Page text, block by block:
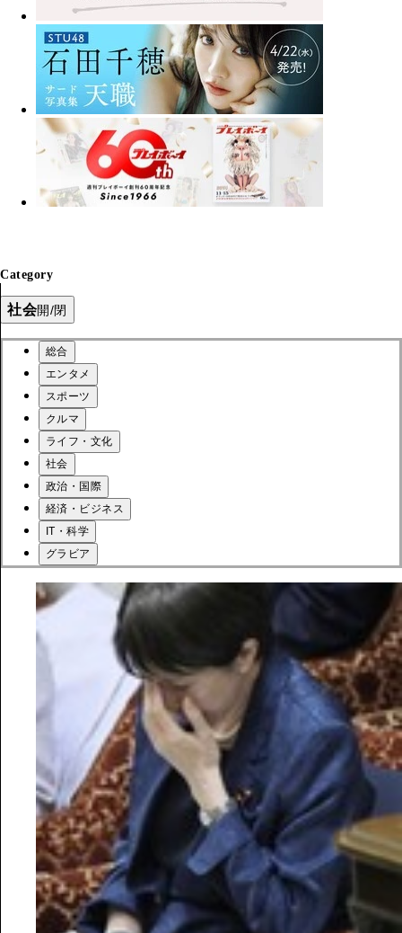
Category
社会開/閉
総合
エンタメ
スポーツ
クルマ
ライフ・文化
社会
政治・国際
経済・ビジネス
IT・科学
グラビア